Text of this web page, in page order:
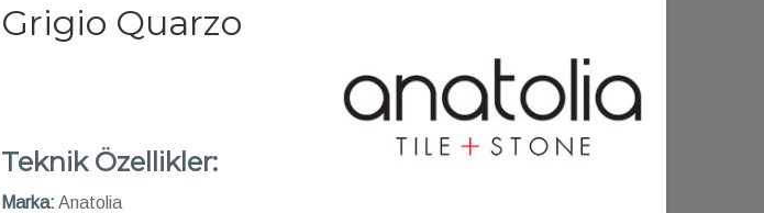
Grigio Quarzo
Teknik Özellikler:
Marka: Anatolia